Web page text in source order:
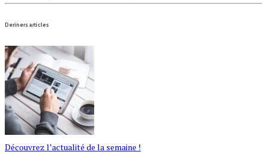
Deriners articles
Découvrez l’actualité de la semaine !